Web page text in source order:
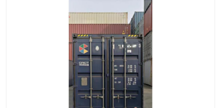
巴西快递
深圳DHL国际快递 伊朗快递
深圳国际快递公司
深圳国际物流公司 深圳国际快递电话